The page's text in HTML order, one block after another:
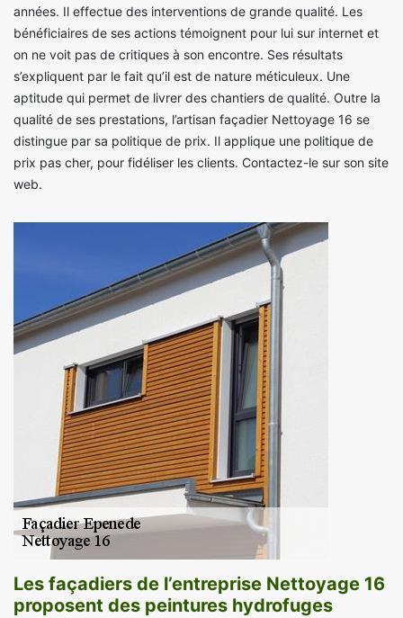
années. Il effectue des interventions de grande qualité. Les
bénéficiaires de ses actions témoignent pour lui sur internet et
on ne voit pas de critiques à son encontre. Ses résultats
s’expliquent par le fait qu’il est de nature méticuleux. Une
aptitude qui permet de livrer des chantiers de qualité. Outre la
qualité de ses prestations, l’artisan façadier Nettoyage 16 se
distingue par sa politique de prix. Il applique une politique de
prix pas cher, pour fidéliser les clients. Contactez-le sur son site
web.
Les façadiers de l’entreprise Nettoyage 16
proposent des peintures hydrofuges